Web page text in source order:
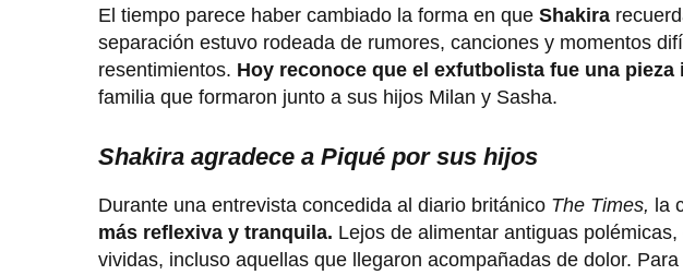
El tiempo parece haber cambiado la forma en que Shakira
separación estuvo rodeada de rumores, canciones y momentos
resentimientos. Hoy reconoce que el exfutbolista fue una
familia que formaron junto a sus hijos Milan y Sasha.
Shakira agradece a Piqué por sus hijos
Durante una entrevista concedida al diario británico The Times, la
más reflexiva y tranquila. Lejos de alimentar antiguas
vividas, incluso aquellas que llegaron acompañadas de dolor.